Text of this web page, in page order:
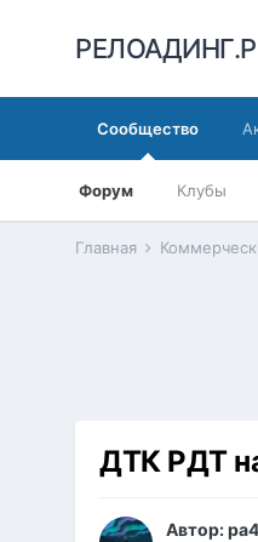
Сообщество
Форум Клубы
Главная
ДТК РДТ
Автор: